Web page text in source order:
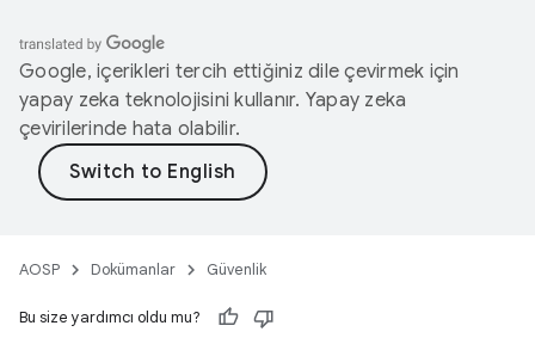
Google, içerikleri tercih ettiğiniz dile çevirmek için
yapay zeka teknolojisini kullanır. Yapay zeka
çevirilerinde hata olabilir.
AOSP Dokümanlar Güvenlik
Bu size yardımcı oldu mu?